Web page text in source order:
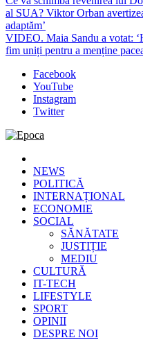
al SUA? Viktor Orban
adaptăm’
VIDEO. Maia Sandu a votat:
fim uniți pentru a menține
Facebook
YouTube
Instagram
Twitter
Epoca
Cele mai noi știri online din
NEWS
POLITICĂ
INTERNAȚIONAL
ECONOMIE
SOCIAL
SĂNĂTATE
JUSTIȚIE
MEDIU
CULTURĂ
IT-TECH
LIFESTYLE
SPORT
OPINII
DESPRE NOI